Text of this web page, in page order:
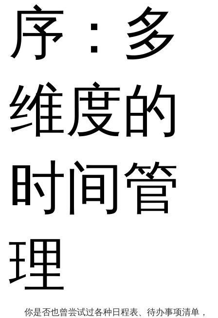
序：多
维度的
时间管
理
你是否也曾尝试过各种日程表、待办事项清单，